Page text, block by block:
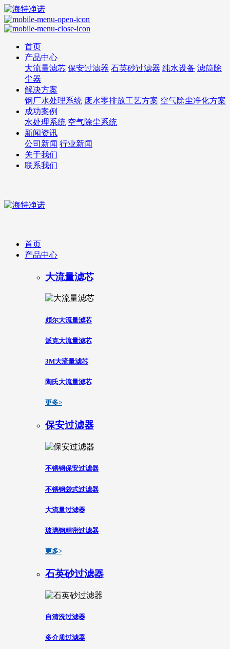
首页
产品中心
大流量滤芯 保安过滤器 石英砂过滤器 纯水设备 滤筒除
尘器
解决方案
钢厂水处理系统 废水零排放工艺方案 空气除尘净化方案
成功案例
水处理系统 空气除尘系统
新闻资讯
公司新闻 行业新闻
关于我们
联系我们
首页
产品中心
大流量滤芯
颇尔大流量滤芯
派克大流量滤芯
3M大流量滤芯
陶氏大流量滤芯
更多>
保安过滤器
不锈钢保安过滤器
不锈钢袋式过滤器
大流量过滤器
玻璃钢精密过滤器
更多>
石英砂过滤器
自清洗过滤器
多介质过滤器